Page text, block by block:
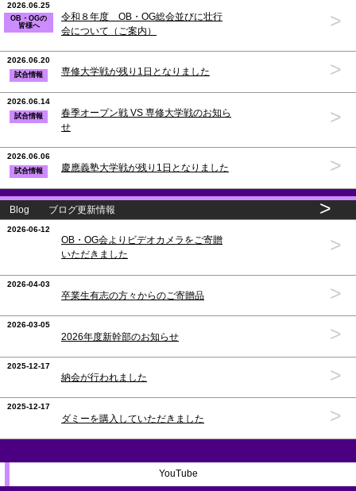
2026.06.25
OB・OGの
皆様へ
令和８年度 OB・OG総会並びに壮行
会について（ご案内）
>
2026.06.20
試合情報 専修大学戦が残り1日となりました >
2026.06.14
試合情報
春季オープン戦 VS 専修大学戦のお知ら
せ
>
2026.06.06
試合情報 慶應義塾大学戦が残り1日となりました >
Blog ブログ更新情報 >
2026-06-12
OB・OG会よりビデオカメラをご寄贈
いただきました
>
2026-04-03
卒業生有志の方々からのご寄贈品 >
2026-03-05
2026年度新幹部のお知らせ >
2025-12-17
納会が行われました >
2025-12-17
ダミーを購入していただきました >
YouTube